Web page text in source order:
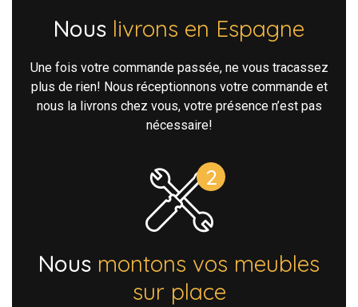
Nous livrons en Espagne
Une fois votre commande passée, ne vous tracassez
plus de rien! Nous réceptionnons votre commande et
nous la livrons chez vous, votre présence n’est pas
nécessaire!
Nous montons vos meubles
sur place